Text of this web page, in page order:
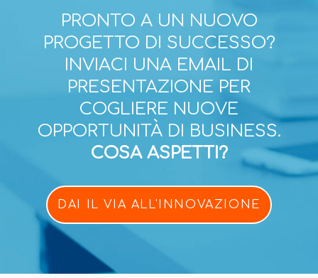
PRONTO A UN NUOVO
PROGETTO DI SUCCESSO?
INVIACI UNA EMAIL DI
PRESENTAZIONE PER
COGLIERE NUOVE
OPPORTUNITÀ DI BUSINESS.
COSA ASPETTI?
DAI IL VIA ALL'INNOVAZIONE